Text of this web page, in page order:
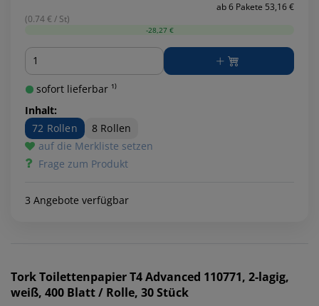
ab 6 Pakete 53,16 €
(0.74 € / St)
-28,27 €
Menge
sofort lieferbar ¹⁾
Inhalt:
72 Rollen
8 Rollen
auf die Merkliste setzen
Frage zum Produkt
3 Angebote verfügbar
TorkToilettenpapier T4 Advanced 110771, 2-lagig,
weiß, 400 Blatt / Rolle, 30 Stück